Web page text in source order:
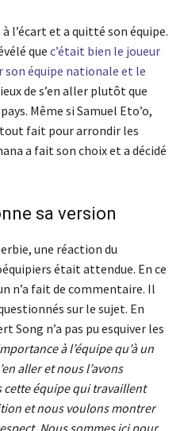
l’écart et a quitté son équipe.
quec’était bien le joueur
son équipe nationale et le
de s’en aller plutôt que
Même si Samuel Eto’o,
tout fait pour arrondir les
a fait son choix et a décidé
sa version
une réaction du
était attendue. En ce
n’a fait de commentaire. Il
sur le sujet. En
Song n’a pas pu esquiver les
à l’équipe qu’à un
aller et nous l’avons
cette équipe qui travaillent
et nous voulons montrer